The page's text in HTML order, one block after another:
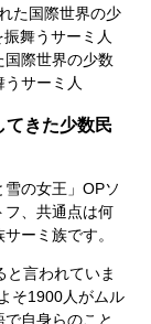
国際世界の少数
サーミ人
きた少数民
の女王」OPソ
フ、共通点は何
ーミ族です。
言われていま
そ1900人がムル
自身らのこと